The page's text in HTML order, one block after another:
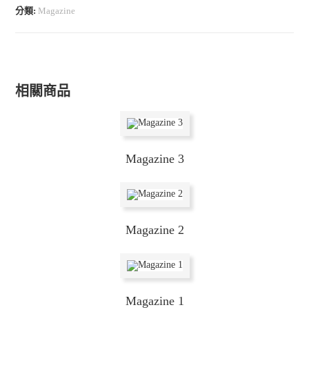
分類: Magazine
相關商品
Magazine 3
Magazine 2
Magazine 1